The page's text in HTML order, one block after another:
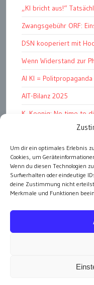
Um dir ein optimales Erlebnis
Cookies, um
Wenn du diesen Technologien
Surfverhalten oder eindeutige
deine Zustimmung nicht
Merkmale und Funktionen
„KI bricht aus!“
Zwangsgebühr ORF:
DSN kooperiert mit
Wenn Widerstand zur
AI KI = Politpropaganda
AIT-Bilanz 2025
K. Koenig: No time to
Hinschauen statt
EMRK Art. 15: „das
Pressfreedom Report